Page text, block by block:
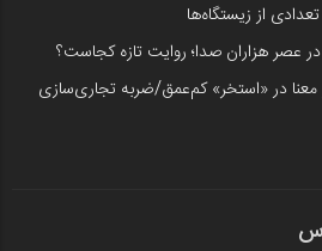
از زیستگاه‌ها
عصر هزاران صدا؛ روایت تازه کجاست؟
و معنا در «استخر» کم‌عمق/ضربه تجاری‌سازی